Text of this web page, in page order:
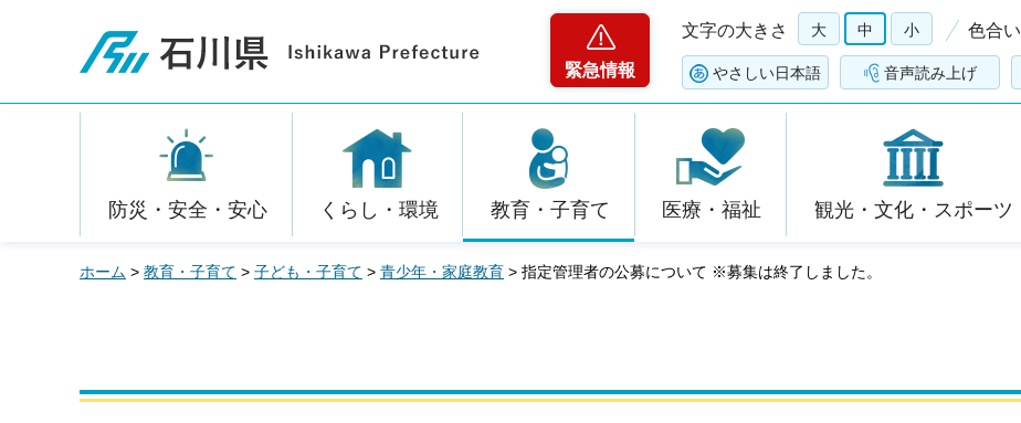
石川県
緊急情報
文字の大きさ 大 中 小 色合い
やさしい日本語 音声読み上げ
防災・安全・安心 くらし・環境 教育・子育て 医療・福祉 観光・文化・スポーツ
ホーム > 教育・子育て > 子ども・子育て > 青少年・家庭教育 > 指定管理者の公募について ※募集は終了しました。